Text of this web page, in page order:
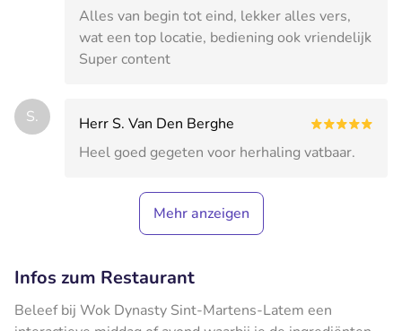
Alles van begin tot eind, lekker alles vers,
wat een top locatie, bediening ook vriendelijk
Super content
S.
Herr S. Van Den Berghe
Heel goed gegeten voor herhaling vatbaar.
Mehr anzeigen
Infos zum Restaurant
Beleef bij Wok Dynasty Sint-Martens-Latem een